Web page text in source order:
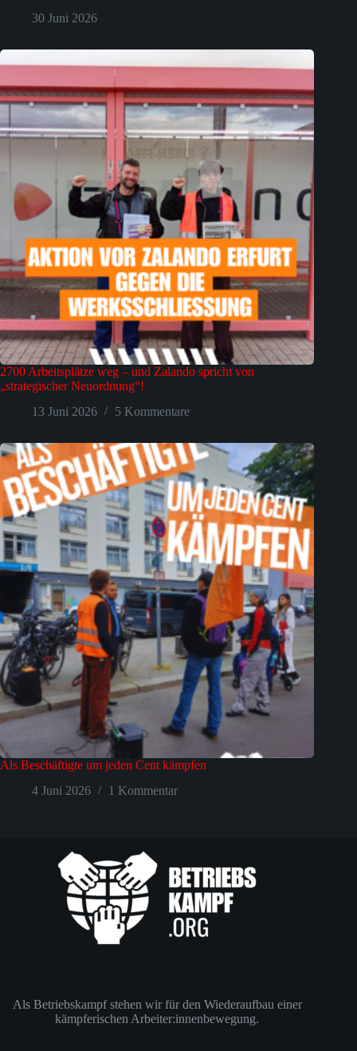
30 Juni 2026
2700 Arbeitsplätze weg – und Zalando spricht von
„strategischer Neuordnung“!
13 Juni 2026
5 Kommentare
Als Beschäftigte um jeden Cent kämpfen
4 Juni 2026
1 Kommentar
Als Betriebskampf stehen wir für den Wiederaufbau einer
kämpferischen Arbeiter:innenbewegung.